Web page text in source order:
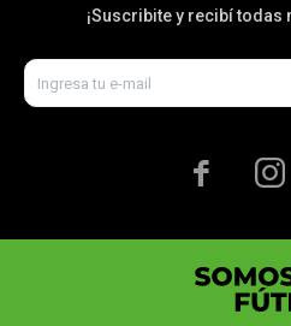
¡Suscribite y recibí todas
 